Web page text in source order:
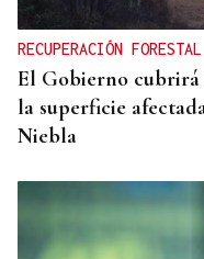
RECUPERACIÓN FORESTAL
El Gobierno cubrirá
la superficie
Niebla